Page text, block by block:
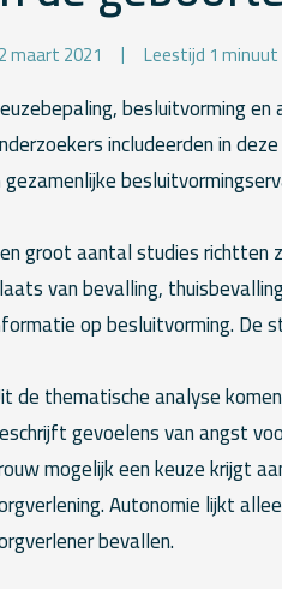
maart 2021 Leestijd 1 minuut
besluitvorming
includeerden in
gezamenlijke
groot aantal studies richtten
van bevalling,
op besluitvorming. De
de thematische analyse
gevoelens van angst
mogelijk een keuze krijgt
Autonomie lijkt
bevallen.